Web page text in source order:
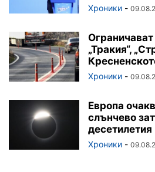
Хроники -
„Тракия“,
Хроники -
Европа
слънчево
десетилетия
Хроники -